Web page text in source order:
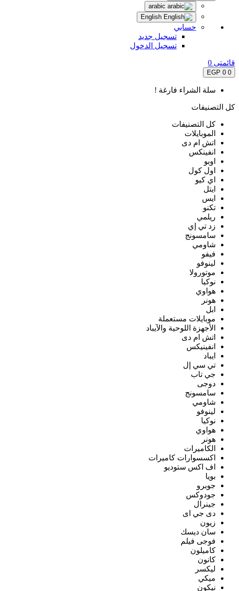
حسابي
تسجيل جديد
تسجيل الدخول
قائمتى 0
0
0 EGP
سلة الشراء فارغة !
كل التصنيفات
كل التصنيفات
الموبايلات
اتش ام دى
انفينكس
اوبو
اول كول
اي كيو
ايتل
ايس
تكنو
ريلمي
زد تي إي
سامسونج
شاومي
فيفو
لينوفو
موتورولا
نوكيا
هواوي
هونر
ابل
موبايلات مستعملة
الأجهزة اللوحية والآيباد
اتش ام دى
انفينيكس
ايباد
تي سي إل
جي تاب
دوجى
سامسونج
شاومي
لينوفو
نوكيا
هواوي
هونر
الكاميرات
اكسسوارات كاميرات
اف اكس ستوديو
بويا
جوبرو
جودوكس
جينرال
دى جي اى
زيون
سان ديسك
فوجى فيلم
كاميلون
كانون
ليكسر
ميكي
نيكون